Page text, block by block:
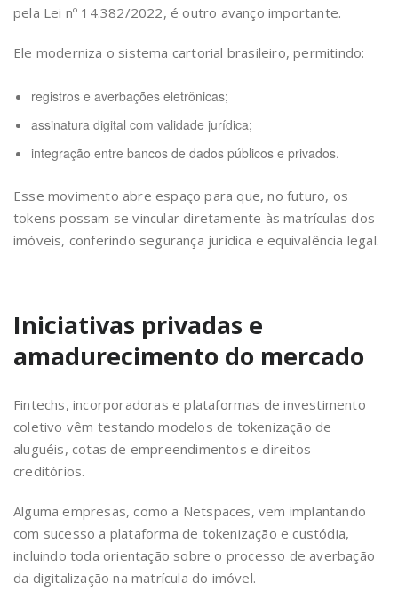
pela Lei nº 14.382/2022, é outro avanço importante.
Ele moderniza o sistema cartorial brasileiro, permitindo:
registros e averbações eletrônicas;
assinatura digital com validade jurídica;
integração entre bancos de dados públicos e privados.
Esse movimento abre espaço para que, no futuro, os
tokens possam se vincular diretamente às matrículas dos
imóveis, conferindo segurança jurídica e equivalência legal.
Iniciativas privadas e
amadurecimento do mercado
Fintechs, incorporadoras e plataformas de investimento
coletivo vêm testando modelos de tokenização de
aluguéis, cotas de empreendimentos e direitos
creditórios.
Alguma empresas, como a Netspaces, vem implantando
com sucesso a plataforma de tokenização e custódia,
incluindo toda orientação sobre o processo de averbação
da digitalização na matrícula do imóvel.